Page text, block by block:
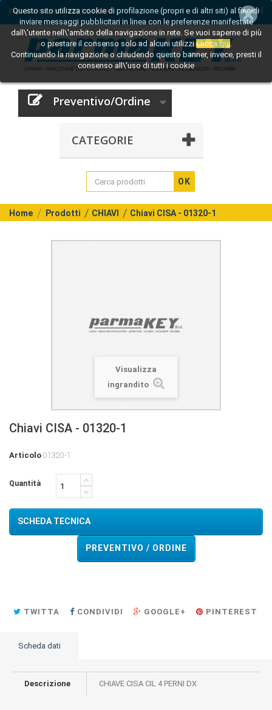
[Entra]
Per informazioni:0521 242809
Preventivo/Ordine
CATEGORIE
OK
Questo sito utilizza cookie di profilazione (propri e di altri siti) al fine di
inviare messaggi pubblicitari in linea con le preferenze manifestate
dall\'utente nell\'ambito della navigazione in rete. Se vuoi saperne di più
o prestare il consenso solo ad alcuni utilizziClicca qui.
Continuando la navigazione o chiudendo questo banner, invece, presti il
consenso all\'uso di tutti i cookie
Home Prodotti CHIAVI Chiavi CISA - 01320-1
Visualizza
ingrandito
Chiavi CISA - 01320-1
Articolo 01320-1
Quantità
SCHEDA TECNICA
PREVENTIVO / ORDINE
TWITTA CONDIVIDI GOOGLE+ PINTEREST
Scheda dati
Descrizione CHIAVE CISA CIL 4 PERNI DX